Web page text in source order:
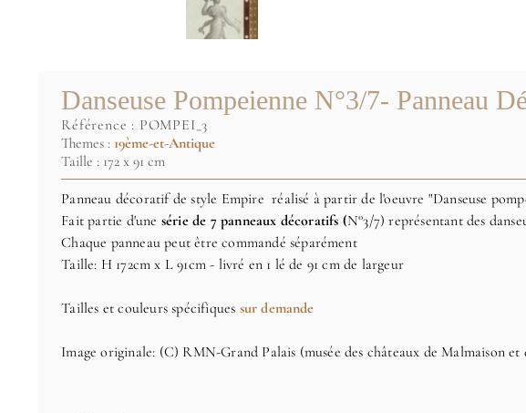
Danseuse Pompeienne N°3/7- Panneau
référence : POMPEI_3
Themes : 19ème-et-Antique
Taille : 172 x 91 cm
Panneau décoratif de style Empire réalisé à partir de l'oeuvre "Danseuse
Fait partie d'une série de 7 panneaux décoratifs (N°3/7) représentant des
Chaque panneau peut être commandé séparément
Taille: H 172cm x L 91cm - livré en 1 lé de 91 cm de largeur
Tailles et couleurs spécifiques sur demande
Image originale: (C) RMN-Grand Palais (musée des châteaux de Malmaison